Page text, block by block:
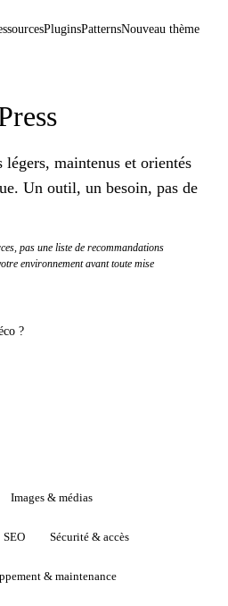
PluginsPatternsNouveau thème
maintenus et orientés
Un outil, un besoin, pas de
pas une liste de recommandations
environnement avant toute mise
?
Images & médias
SEO Sécurité & accès
& maintenance